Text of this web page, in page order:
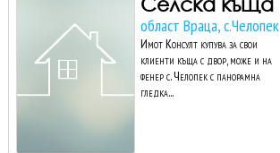
област Враца, с.Челопек
Имот Консулт купува за свои
клиенти къща с двор, може и на
фенер с. Челопек с панорамна
гледка...